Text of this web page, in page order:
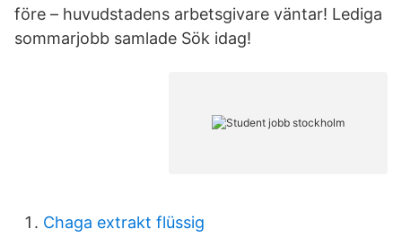
före – huvudstadens arbetsgivare väntar! Lediga
sommarjobb samlade Sök idag!
Chaga extrakt flüssig